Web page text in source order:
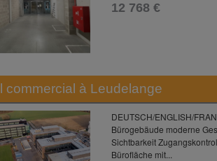
12 768 €
commercial à Leudelange
DEUTSCH/ENGLISH/
Bürogebäude moderne
Sichtbarkeit
Bürofläche mit...